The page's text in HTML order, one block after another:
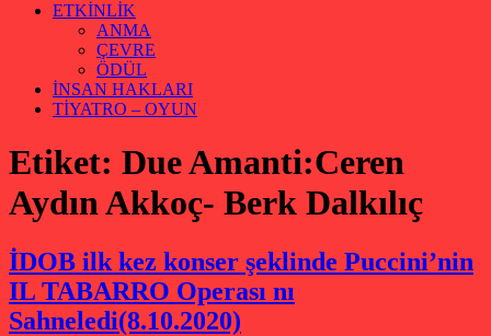
ETKİNLİK
ANMA
ÇEVRE
ÖDÜL
İNSAN HAKLARI
TİYATRO – OYUN
Etiket: Due Amanti:Ceren
Aydın Akkoç- Berk Dalkılıç
İDOB ilk kez konser şeklinde Puccini’nin
IL TABARRO Operası nı
Sahneledi(8.10.2020)